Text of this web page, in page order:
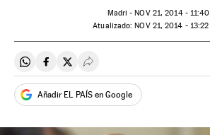
Madri -NOV21, 2014 - 11:40
atualizado: NOV21, 2014 - 13:22
Compartir en Whatsapp
Compartir en Facebook
Compartir en Twitter
Desplegar Redes Sociales
Añadir EL PAÍS en Google